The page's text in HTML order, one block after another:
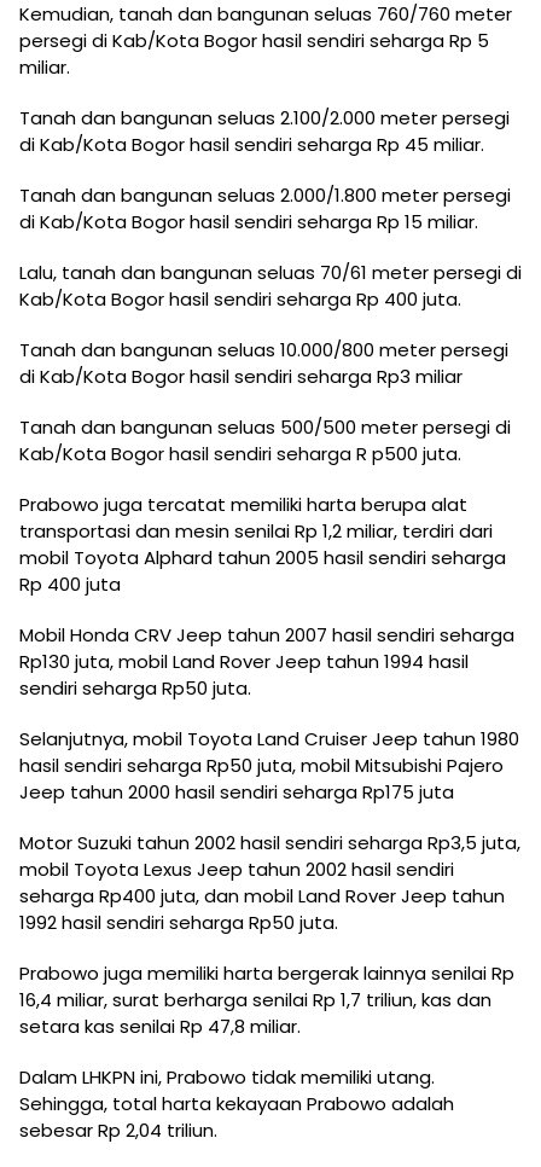
Kemudian, tanah dan bangunan seluas 760/760 meter
persegi di Kab/Kota Bogor hasil sendiri seharga Rp 5
miliar.
Tanah dan bangunan seluas 2.100/2.000 meter persegi
di Kab/Kota Bogor hasil sendiri seharga Rp 45 miliar.
Tanah dan bangunan seluas 2.000/1.800 meter persegi
di Kab/Kota Bogor hasil sendiri seharga Rp 15 miliar.
Lalu, tanah dan bangunan seluas 70/61 meter persegi di
Kab/Kota Bogor hasil sendiri seharga Rp 400 juta.
Tanah dan bangunan seluas 10.000/800 meter persegi
di Kab/Kota Bogor hasil sendiri seharga Rp3 miliar
Tanah dan bangunan seluas 500/500 meter persegi di
Kab/Kota Bogor hasil sendiri seharga R p500 juta.
Prabowo juga tercatat memiliki harta berupa alat
transportasi dan mesin senilai Rp 1,2 miliar, terdiri dari
mobil Toyota Alphard tahun 2005 hasil sendiri seharga
Rp 400 juta
Mobil Honda CRV Jeep tahun 2007 hasil sendiri seharga
Rp130 juta, mobil Land Rover Jeep tahun 1994 hasil
sendiri seharga Rp50 juta.
Selanjutnya, mobil Toyota Land Cruiser Jeep tahun 1980
hasil sendiri seharga Rp50 juta, mobil Mitsubishi Pajero
Jeep tahun 2000 hasil sendiri seharga Rp175 juta
Motor Suzuki tahun 2002 hasil sendiri seharga Rp3,5 juta,
mobil Toyota Lexus Jeep tahun 2002 hasil sendiri
seharga Rp400 juta, dan mobil Land Rover Jeep tahun
1992 hasil sendiri seharga Rp50 juta.
Prabowo juga memiliki harta bergerak lainnya senilai Rp
16,4 miliar, surat berharga senilai Rp 1,7 triliun, kas dan
setara kas senilai Rp 47,8 miliar.
Dalam LHKPN ini, Prabowo tidak memiliki utang.
Sehingga, total harta kekayaan Prabowo adalah
sebesar Rp 2,04 triliun.